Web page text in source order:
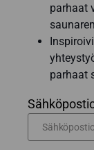
parhaat
parhaat